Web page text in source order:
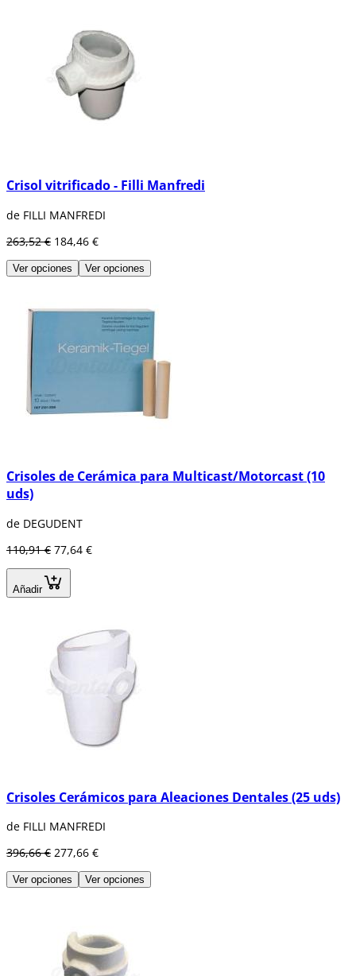
Crisol vitrificado - Filli Manfredi
de FILLI MANFREDI
263,52 € 184,46 €
Ver opciones Ver opciones
Crisoles de Cerámica para Multicast/Motorcast (10
uds)
de DEGUDENT
110,91 € 77,64 €
Añadir
Crisoles Cerámicos para Aleaciones Dentales (25 uds)
de FILLI MANFREDI
396,66 € 277,66 €
Ver opciones Ver opciones